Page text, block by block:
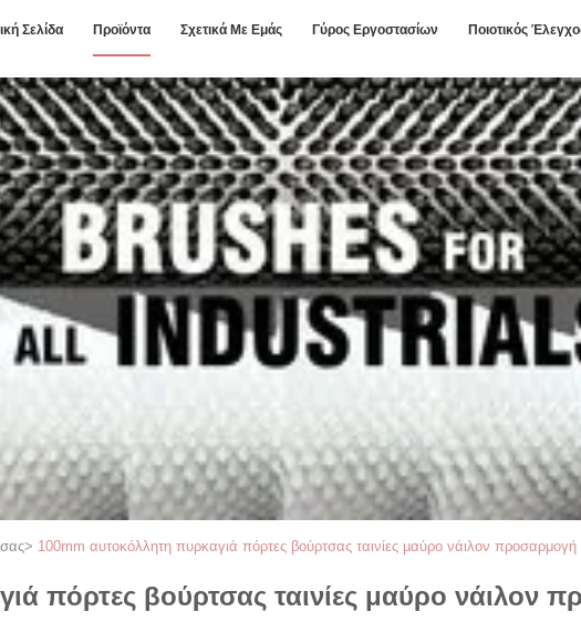
Σελίδα Προϊόντα Σχετικά Με Εμάς Γύρος Εργοστασίων Ποιοτικός
> 100mm αυτοκόλλητη πυρκαγιά πόρτες βούρτσας ταινίες μαύρο νάιλον προσαρμογή
πόρτες βούρτσας ταινίες μαύρο νάιλον